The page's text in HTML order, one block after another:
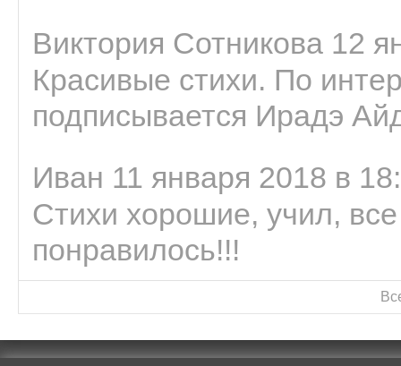
Виктория Сотникова 12
Красивые стихи. По
подписывается Ирадэ
Иван 11 января 2018 в
Стихи хорошие, учил,
понравилось!!!